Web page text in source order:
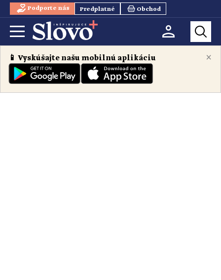
Podporte nás Predplatné Obchod
×
📱 Vyskúšajte našu mobilnú aplikáciu